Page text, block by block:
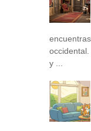
y ...